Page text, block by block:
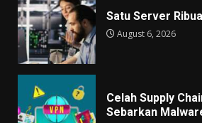
Satu Server
August 6, 2026
Celah Supply
Sebarkan